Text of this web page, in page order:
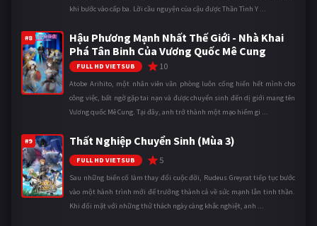
khi bước vào cấp ba. Lời cầu nguyện của cậu được Thần Tình Y ...
#8
Hậu Phương Mạnh Nhất Thế Giới - Nhà Khai
Phá Tân Binh Của Vương Quốc Mê Cung
FULL HD VIETSUB 10
Atobe Arihito, một nhân viên văn phòng luôn cống hiến hết mình cho
công việc, bất ngờ gặp tai nạn và được chuyển sinh đến dị giới mang tên
Vương quốc Mê Cung. Tại đây, anh trở thành một mạo hiểm gi ...
#9 Thất Nghiệp Chuyển Sinh (Mùa 3)
FULL HD VIETSUB 5
Sau những biến cố làm thay đổi cuộc đời, Rudeus Greyrat tiếp tục bước
vào một hành trình mới để trưởng thành cả về sức mạnh lẫn tinh thần.
Khi đối mặt với những thử thách ngày càng khắc nghiệt, anh ...